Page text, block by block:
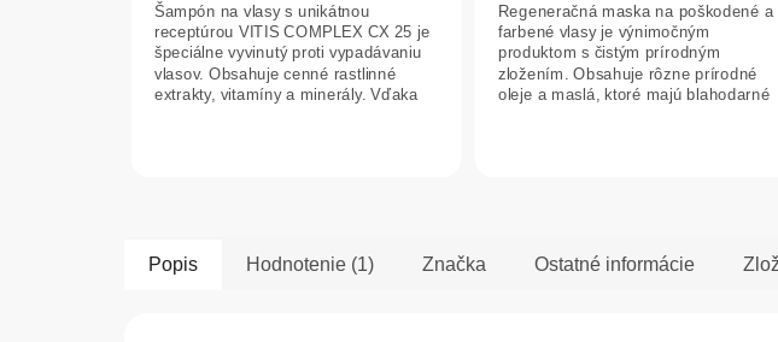
Šampón na vlasy s unikátnou
receptúrou VITIS COMPLEX CX 25 je
špeciálne vyvinutý proti vypadávaniu
vlasov. Obsahuje cenné rastlinné
extrakty, vitamíny a minerály. Vďaka
Regeneračná maska na poškodené a
farbené vlasy je výnimočným
produktom s čistým prírodným
zložením. Obsahuje rôzne prírodné
oleje a maslá, ktoré majú blahodarné
Popis Hodnotenie (1) Značka Ostatné informácie